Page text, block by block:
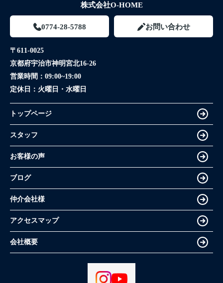
株式会社O-HOME
0774-28-5788 お問い合わせ
〒611-0025
京都府宇治市神明宮北16-26
営業時間： 09:00~19:00
定休日： 火曜日・水曜日
トップページ
スタッフ
お客様の声
ブログ
仲介会社様
アクセスマップ
会社概要